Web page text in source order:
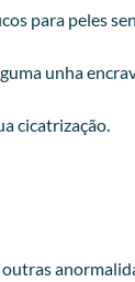
para peles
unha
cicatrização.
outras